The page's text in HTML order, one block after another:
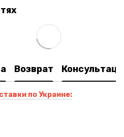
Возврат
по Украине: